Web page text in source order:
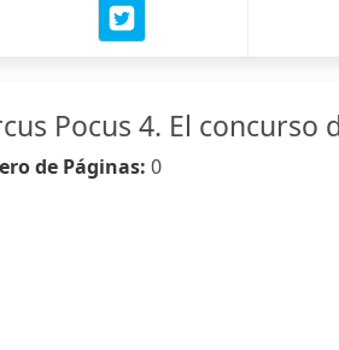
Pocus 4. El concurso
de Páginas: 0